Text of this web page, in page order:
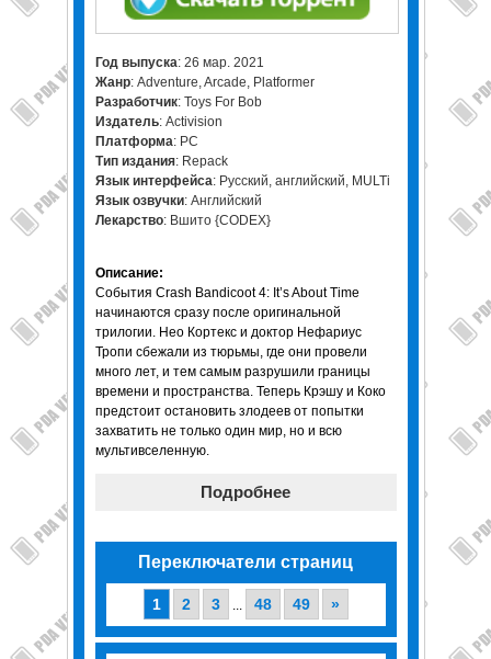
Год выпуска: 26 мар. 2021
Жанр: Adventure, Arcade, Platformer
Разработчик: Toys For Bob
Издатель: Activision
Платформа: PC
Тип издания: Repack
Язык интерфейса: Русский, английский, MULTi
Язык озвучки: Английский
Лекарство: Вшито {CODEX}
Описание:
События Crash Bandicoot 4: It’s About Time
начинаются сразу после оригинальной
трилогии. Нео Кортекс и доктор Нефариус
Тропи сбежали из тюрьмы, где они провели
много лет, и тем самым разрушили границы
времени и пространства. Теперь Крэшу и Коко
предстоит остановить злодеев от попытки
захватить не только один мир, но и всю
мультивселенную.
Подробнее
Переключатели страниц
1 2 3 48 49 »